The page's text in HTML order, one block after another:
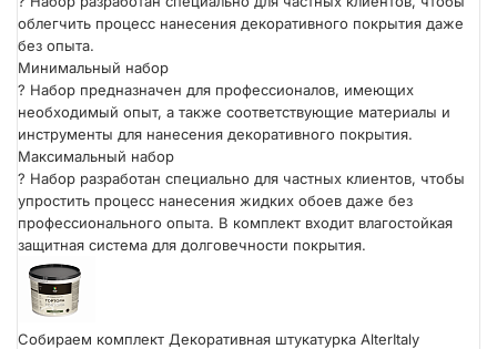
облегчить процесс нанесения декоративного покрытия даже
без опыта.
Минимальный набор
? Набор предназначен для профессионалов, имеющих
необходимый опыт, а также соответствующие материалы и
инструменты для нанесения декоративного покрытия.
Максимальный набор
? Набор разработан специально для частных клиентов, чтобы
упростить процесс нанесения жидких обоев даже без
профессионального опыта. В комплект входит влагостойкая
защитная система для долговечности покрытия.
Собираем комплект Декоративная штукатурка AlterItaly